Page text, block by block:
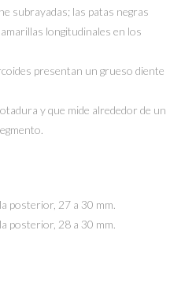
subrayadas; las patas negras
longitudinales en los
presentan un grueso diente
y que mide alrededor de un
posterior, 27 a 30 mm.
posterior, 28 a 30 mm.